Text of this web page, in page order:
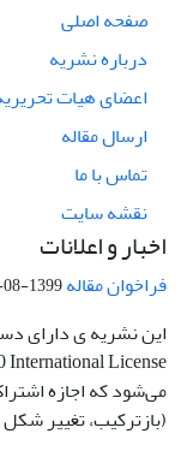
صفحه اصلی
درباره نشریه
اعضای هیات
ارسال مقاله
تماس با ما
نقشه سایت
اخبار و اعلانات
فراخوان مقاله1399-08-27
این نشریه ی دارای
می‌شود که اجازه
(بازترکیب، تغییر